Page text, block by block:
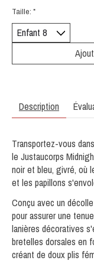
Taille: *
Description
Transportez-vous
le Justaucorps
noir et bleu, givré, où
et les papillons
Conçu avec un
pour assurer une
lanières décoratives
bretelles dorsales en
créant de doux plis